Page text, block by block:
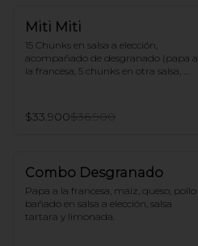
Miti Miti
15 Chunks en salsa a elección,
acompañado de desgranado (papa a
la francesa, 5 chunks en otra salsa,
$33.900$36.900
Combo Desgranado
Papa a la francesa, maiz, queso, pollo
bañado en salsa a elección, salsa
tartara y limonada.